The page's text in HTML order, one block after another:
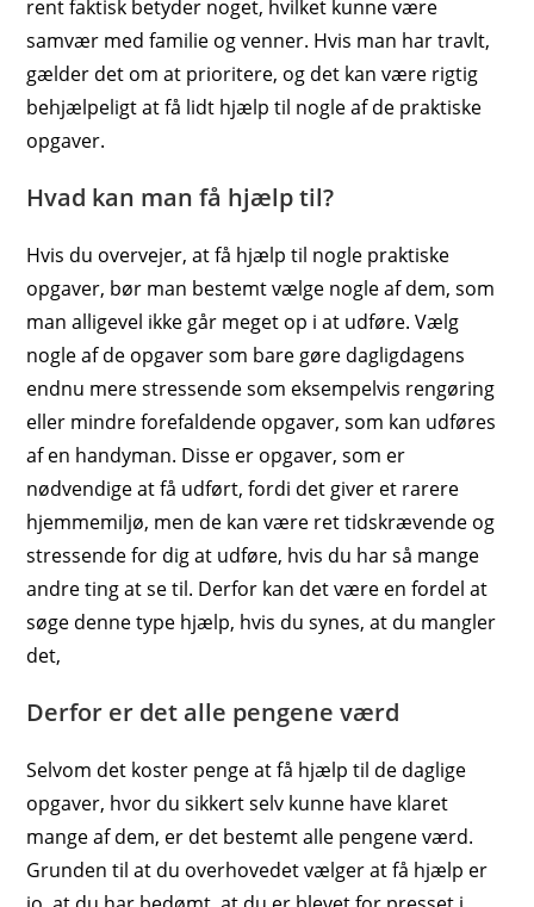
rent faktisk betyder noget, hvilket kunne være
samvær med familie og venner. Hvis man har travlt,
gælder det om at prioritere, og det kan være rigtig
behjælpeligt at få lidt hjælp til nogle af de praktiske
opgaver.
Hvad kan man få hjælp til?
Hvis du overvejer, at få hjælp til nogle praktiske
opgaver, bør man bestemt vælge nogle af dem, som
man alligevel ikke går meget op i at udføre. Vælg
nogle af de opgaver som bare gøre dagligdagens
endnu mere stressende som eksempelvis rengøring
eller mindre forefaldende opgaver, som kan udføres
af en handyman. Disse er opgaver, som er
nødvendige at få udført, fordi det giver et rarere
hjemmemiljø, men de kan være ret tidskrævende og
stressende for dig at udføre, hvis du har så mange
andre ting at se til. Derfor kan det være en fordel at
søge denne type hjælp, hvis du synes, at du mangler
det,
Derfor er det alle pengene værd
Selvom det koster penge at få hjælp til de daglige
opgaver, hvor du sikkert selv kunne have klaret
mange af dem, er det bestemt alle pengene værd.
Grunden til at du overhovedet vælger at få hjælp er